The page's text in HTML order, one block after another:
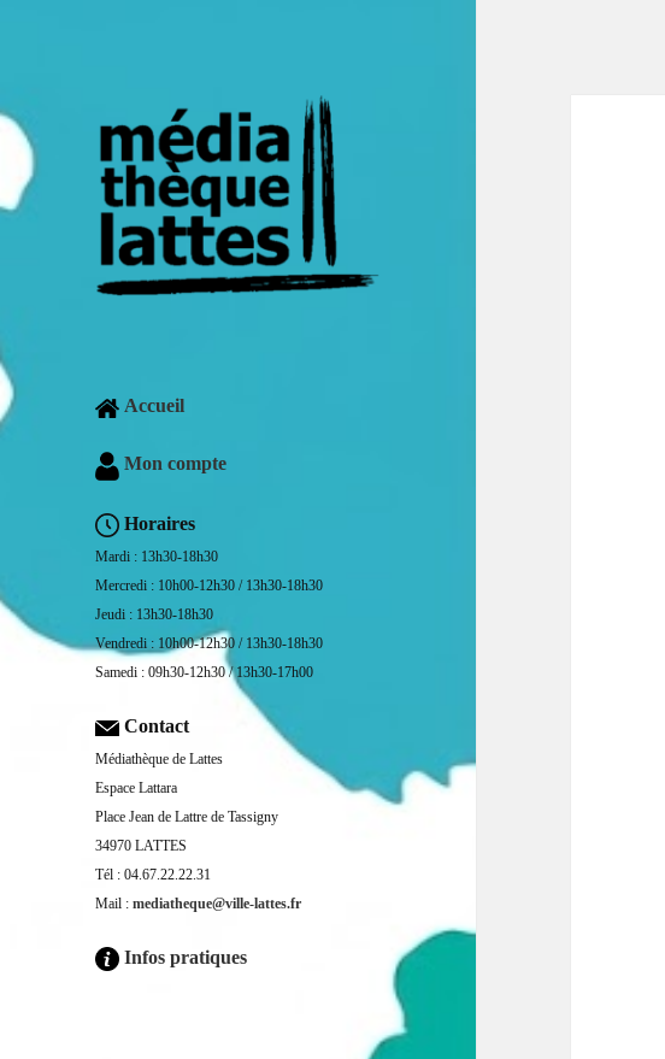
Accueil
Mon compte
Horaires
Mardi : 13h30-18h30
Mercredi : 10h00-12h30 / 13h30-18h30
Jeudi : 13h30-18h30
Vendredi : 10h00-12h30 / 13h30-18h30
Samedi : 09h30-12h30 / 13h30-17h00
Contact
Médiathèque de Lattes
Espace Lattara
Place Jean de Lattre de Tassigny
34970 LATTES
Tél : 04.67.22.22.31
Mail :mediatheque@ville-lattes.fr
Infos pratiques
Facebook is disabled.